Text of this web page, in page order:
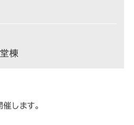
棟
します。